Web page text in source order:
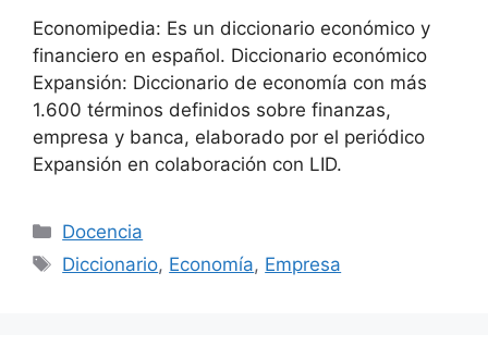
Economipedia: Es un diccionario económico y
financiero en español. Diccionario económico
Expansión: Diccionario de economía con más
1.600 términos definidos sobre finanzas,
empresa y banca, elaborado por el periódico
Expansión en colaboración con LID.
Docencia
Diccionario, Economía, Empresa